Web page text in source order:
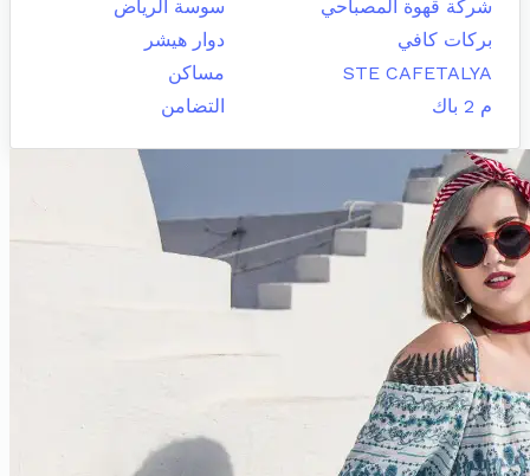
شركة قهوة المصباحي
سوسة الرياض
بركات كافي
دوار هيشر
STE CAFETALYA
مساكن
م 2 باك
التضامن